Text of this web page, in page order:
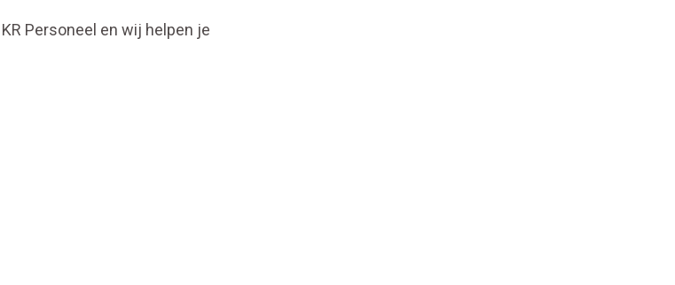
Personeel en wij helpen je